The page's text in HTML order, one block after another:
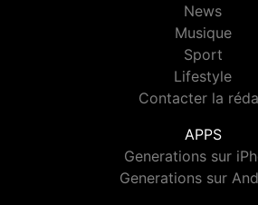
News
Musique
Sport
Lifestyle
Contacter la
APPS
Generations sur
Generations sur